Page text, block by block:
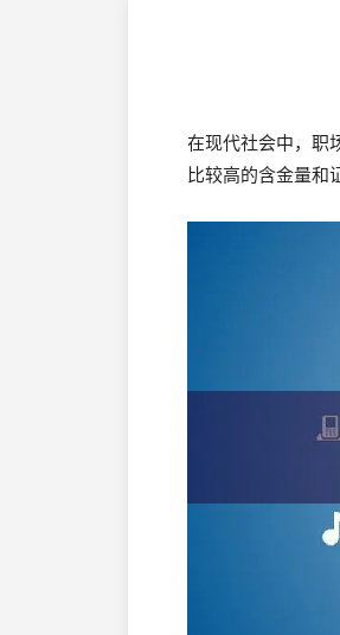
在现代社会中，职
比较高的含金量和